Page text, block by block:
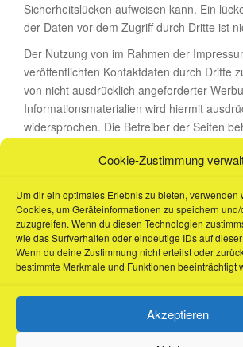
Cookie-Zustimmung
Um dir ein optimales Erlebnis zu bieten, verwenden
Cookies, um Geräteinformationen zu speichern
zuzugreifen. Wenn du diesen Technologien
wie das Surfverhalten oder eindeutige IDs auf
Wenn du deine Zustimmung nicht erteilst oder
bestimmte Merkmale und Funktionen beeinträchtigt
Akzeptieren
Sicherheitslücken aufweisen kann. Ein
der Daten vor dem Zugriff durch Dritte ist
Der Nutzung von im Rahmen der
veröffentlichten Kontaktdaten durch Dritte
von nicht ausdrücklich angeforderter
Informationsmaterialien wird hiermit
widersprochen. Die Betreiber der Seiten
Zusendung von Werbeinformationen, etwa
Quellenangaben: eRecht24 Disclaimer /
Impressumsgenerator, Rechtsanwalt für
Siebert